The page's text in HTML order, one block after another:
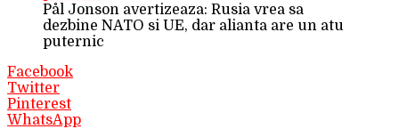
Pål Jonson avertizeaza: Rusia vrea sa
dezbine NATO si UE, dar alianta are un atu
puternic
Facebook
Twitter
Pinterest
WhatsApp